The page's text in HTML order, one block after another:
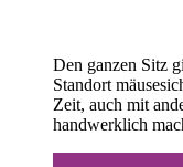
Den ganzen Sitz
Standort
Zeit, auch mit
handwerklich